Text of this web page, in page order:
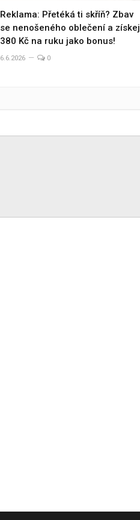
Reklama: Přetéká ti skříň? Zbav
se nenošeného oblečení a získej
380 Kč na ruku jako bonus!
6.6.2026 0